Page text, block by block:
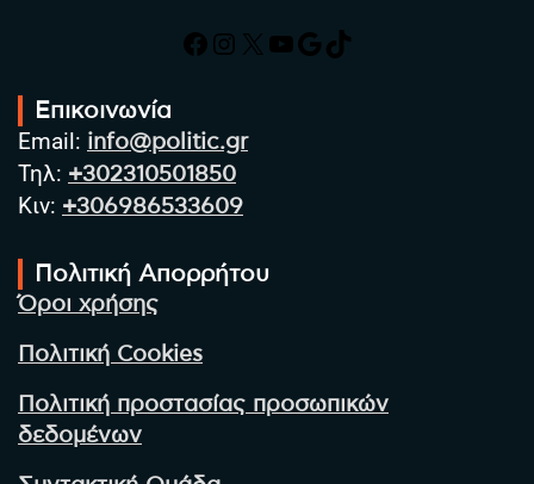
Facebook
Instagram
X YouTube
Google
TikTok
Επικοινωνία
Email: info@politic.gr
Τηλ: +302310501850
Κιν: +306986533609
Πολιτική Απορρήτου
Όροι χρήσης
Πολιτική Cookies
Πολιτική προστασίας προσωπικών
δεδομένων